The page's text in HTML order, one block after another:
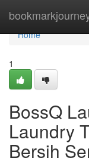
Home
Home
1
BossQ
Laundry
Bersih